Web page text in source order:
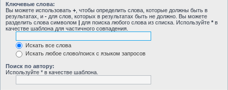
Ключевые слова:
Вы можете использовать + , чтобы определить слова, которые должны быть в
результатах, и - для слов, которых в результатах быть не должно. Вы можете
разделить слова символом | для поиска любого слова из списка. Используйте * в
качестве шаблона для частичного совпадения.
Искать все слова
Искать любое слово/поиск с языком запросов
Поиск по автору:
Используйте * в качестве шаблона.